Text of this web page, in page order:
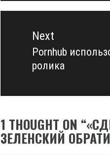
Next
Next
post:
Pornhub
ролика
1 THOUGHT ON “
ЗЕЛЕНСКИЙ